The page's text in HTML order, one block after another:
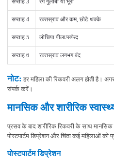
सप्ताह 3 रंग गुलाबी या भूरा
सप्ताह 4 रक्तस्राव और कम, छोटे थक्के
सप्ताह 5 लोचिया पीला/सफेद
सप्ताह 6 रक्तस्राव लगभग बंद
नोट: हर महिला की रिकवरी अलग होती है।
संपर्क करें।
मानसिक और शारीरिक
प्रसव के बाद शारीरिक रिकवरी के साथ मानसिक
पोस्टपार्टम डिप्रेशन और चिंता कई महिलाओं को
पोस्टपार्टम डिप्रेशन